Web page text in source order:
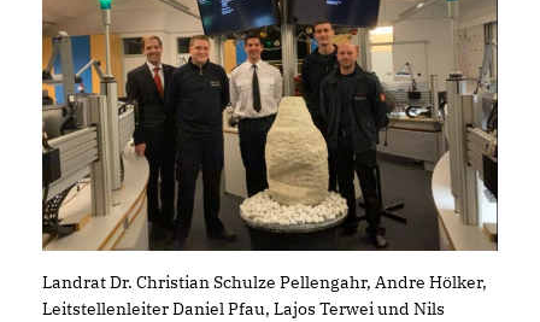
Landrat Dr. Christian Schulze Pellengahr, Andre Hölker,
Leitstellenleiter Daniel Pfau, Lajos Terwei und Nils